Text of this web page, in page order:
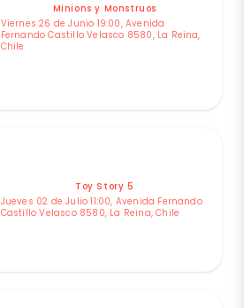
Minions y Monstruos
Viernes 26 de Junio 19:00, Avenida
Fernando Castillo Velasco 8580, La Reina,
Chile
Toy Story 5
Jueves 02 de Julio 11:00, Avenida Fernando
Castillo Velasco 8580, La Reina, Chile